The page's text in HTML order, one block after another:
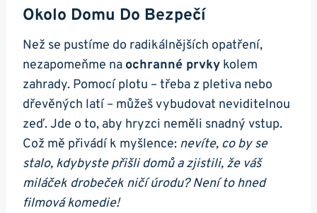
Okolo Domu Do Bezpečí
Než se pustíme do radikálnějších opatření,
nezapomeňme na ochranné prvky kolem
zahrady. Pomocí plotu – třeba z pletiva nebo
dřevěných latí – můžeš vybudovat neviditelnou
zeď. Jde o to, aby hryzci neměli snadný vstup.
Což mě přivádí k myšlence: nevíte, co by se
stalo, kdybyste přišli domů a zjistili, že váš
miláček drobeček ničí úrodu? Není to hned
filmová komedie!